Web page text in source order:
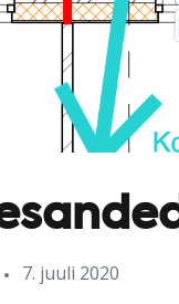
7. juuli 2020